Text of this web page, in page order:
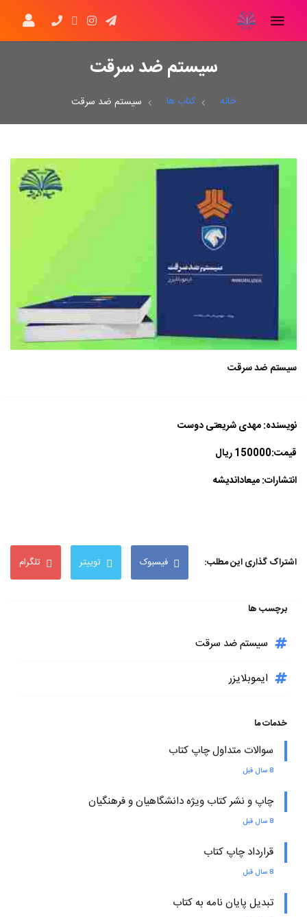
سیستم ضد سرقت
خانه کتاب ها سیستم ضد سرقت
سیستم ضد سرقت
نویسنده: مهدی شریعتی دوست
قیمت:150000 ریال
انتشارات: میعاداندیشه
اشتراک گذاری این مطلب: فیسبوک توییتر تلگرام
برچسب ها
سیستم ضد سرقت
ایموبلایزر
خدمات ما
سوالات متداول چاپ کتاب
8 سال قبل
چاپ و نشر کتاب ویژه دانشگاهیان و فرهنگیان
8 سال قبل
قرارداد چاپ کتاب
8 سال قبل
تبدیل پایان نامه به کتاب